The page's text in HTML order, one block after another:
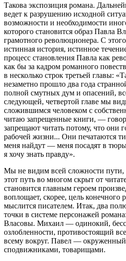
Такова экспозиция романа.
ведет к разрушению исходной
возможности и необходимости
которого становится образ Павла
грамотного революционера. С
истинная история, истинное
процесс становления Павла как
как бы за кадром романного
в несколько строк третьей главы:
незаметно прошло два года
полной смутных дум и опасений,
следующей, четвертой главе мы
сложившимся человеком с
читаю запрещенные книги, —
запрещают читать потому, что они
рабочей жизни... Они печатаются
меня найдут — меня посадят в
я хочу знать правду».
Мы не видим всей сложности
этот путь во многом скрыт от
становится главным героем
воплощает, скорее, цель конечного
мыслится писателем. Итак, два
точки в системе персонажей
Власовы. Михаил — одинокий,
озлобленности, противостоящий
всему вокруг. Павел —
сподвижниками, товарищами.